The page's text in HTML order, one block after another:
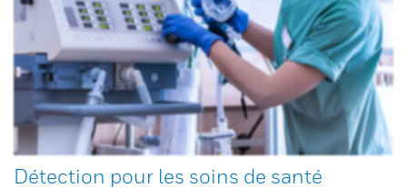
Détection pour les soins de santé